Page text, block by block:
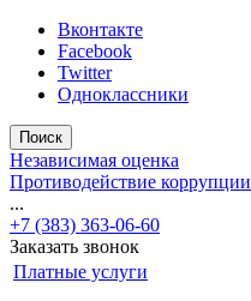
Вконтакте
Facebook
Twitter
Одноклассники
Поиск
Независимая оценка
Противодействие коррупции
...
+7 (383) 363-06-60
Заказать звонок
Платные услуги